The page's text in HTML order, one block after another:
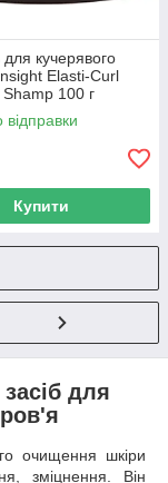
кучерявого
Elasti-Curl
100 г
відправки
Купити
для
очищення шкіри
зміцнення. Він